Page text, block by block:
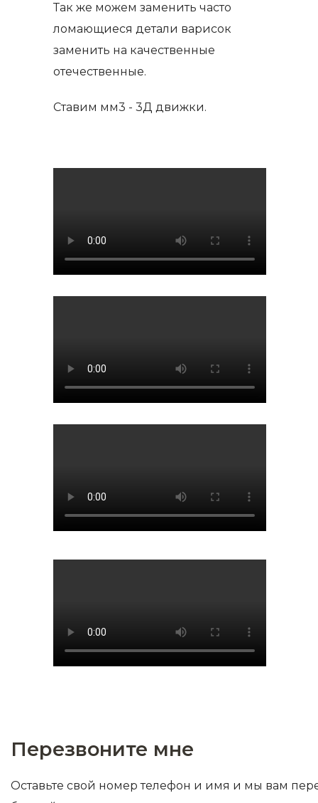
Так же можем заменить часто
ломающиеся детали варисок
заменить на качественные
отечественные.
Ставим мм3 - 3Д движки.
Перезвоните мне
Оставьте свой номер телефон и имя и мы вам